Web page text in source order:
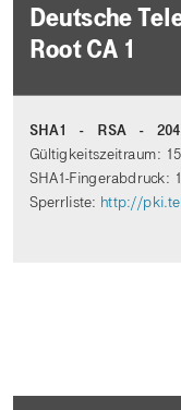
Deutsche
Root CA 1
SHA1 - RSA -
Gültigkeitszeitraum:
SHA1-Fingerabdruck:
Sperrliste: http://